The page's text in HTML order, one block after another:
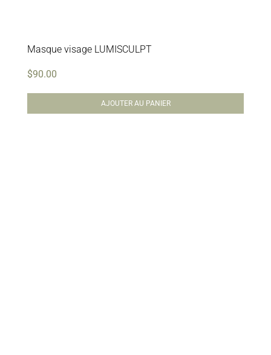
Masque visage LUMISCULPT
$90.00
AJOUTER AU PANIER